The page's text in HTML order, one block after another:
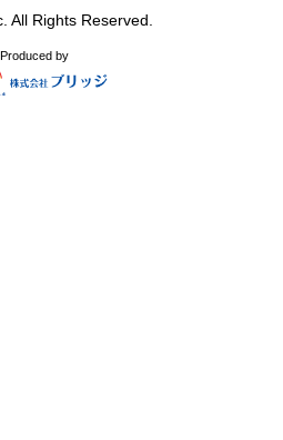
All Rights Reserved.
Produced by